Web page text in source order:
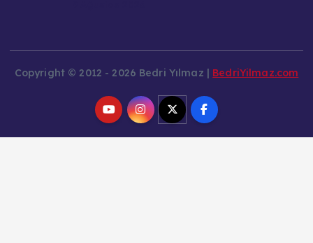
Copyright © 2012 - 2026 Bedri Yılmaz | BedriYilmaz.com